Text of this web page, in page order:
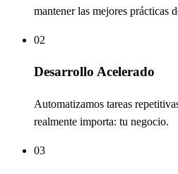
mantener las mejores prácticas
02
Desarrollo Acelerado
Automatizamos tareas
realmente importa: tu negocio.
03